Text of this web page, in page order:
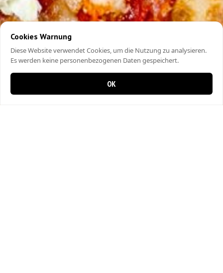
Cookies Warnung
Diese Website verwendet Cookies, um die Nutzung zu analysieren.
Es werden keine personenbezogenen Daten gespeichert.
OK